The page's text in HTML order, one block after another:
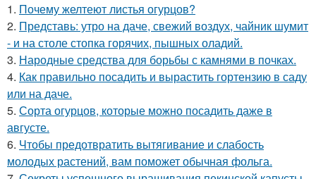
1. Почему желтеют листья огурцов?
2. Представь: утро на даче, свежий воздух, чайник шумит
- и на столе стопка горячих, пышных оладий.
3. Народные средства для борьбы с камнями в почках.
4. Как правильно посадить и вырастить гортензию в саду
или на даче.
5. Сорта огурцов, которые можно посадить даже в
августе.
6. Чтобы предотвратить вытягивание и слабость
молодых растений, вам поможет обычная фольга.